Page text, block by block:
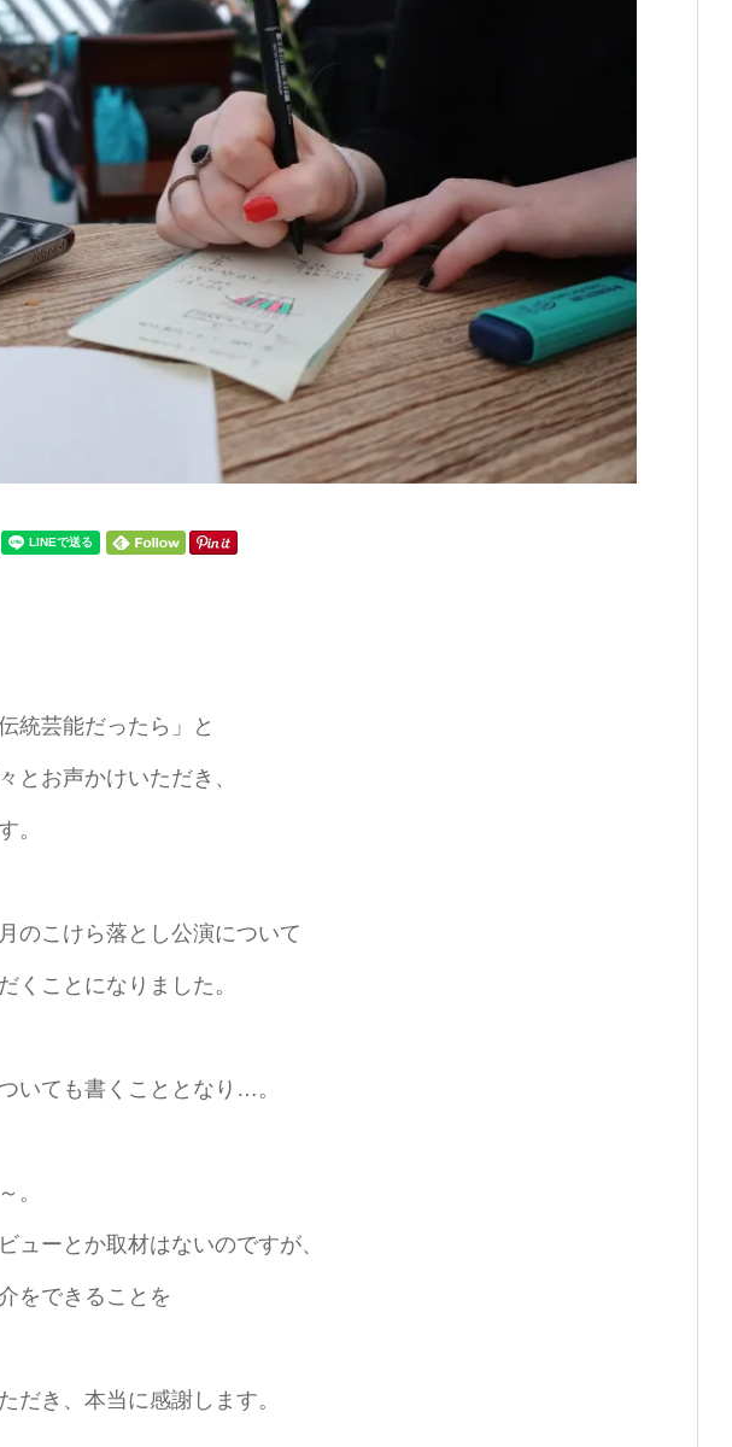
統芸能だったら」と
とお声かけいただき、
。
のこけら落とし公演について
くことになりました。
いても書くこととなり…。
。
ューとか取材はないのですが、
をできることを
だき、本当に感謝します。